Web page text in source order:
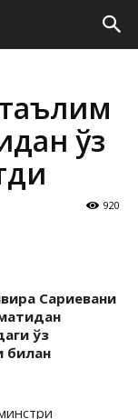
ўз
920
Сариевани
ўз
билан